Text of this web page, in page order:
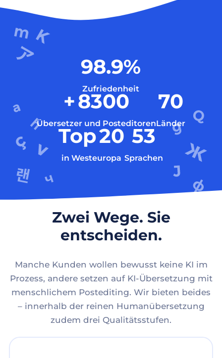
98.9%
Zufriedenheit
+8300
Übersetzer und Posteditoren
70
Länder
Top20
in Westeuropa
53
Sprachen
Zwei Wege. Sie
entscheiden.
Manche Kunden wollen bewusst keine KI im
Prozess, andere setzen auf KI-Übersetzung mit
menschlichem Postediting. Wir bieten beides
– innerhalb der reinen Humanübersetzung
zudem drei Qualitätsstufen.